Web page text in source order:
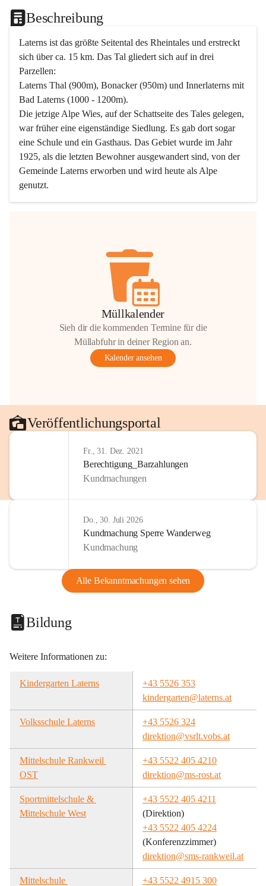
Beschreibung
Laterns ist das größte Seitental des Rheintales und erstreckt
sich über ca. 15 km. Das Tal gliedert sich auf in drei
Parzellen:
Laterns Thal (900m), Bonacker (950m) und Innerlaterns mit
Bad Laterns (1000 - 1200m).
Die jetzige Alpe Wies, auf der Schattseite des Tales gelegen,
war früher eine eigenständige Siedlung. Es gab dort sogar
eine Schule und ein Gasthaus. Das Gebiet wurde im Jahr
1925, als die letzten Bewohner ausgewandert sind, von der
Gemeinde Laterns erworben und wird heute als Alpe
genutzt.
Müllkalender
Sieh dir die kommenden Termine für die
Müllabfuhr in deiner Region an.
Kalender ansehen
Veröffentlichungsportal
Fr., 31. Dez. 2021
Berechtigung_Barzahlungen
Kundmachungen
Do., 30. Juli 2026
Kundmachung Sperre Wanderweg
Kundmachung
Alle Bekanntmachungen sehen
Bildung
Weitere Informationen zu:
Kindergarten Laterns
+43 5526 353
kindergarten@laterns.at
Volksschule Laterns
+43 5526 324
direktion@vsrlt.vobs.at
Mittelschule Rankweil
OST
+43 5522 405 4210
direktion@ms-rost.at
Sportmittelschule &
Mittelschule West
+43 5522 405 4211
(Direktion)
+43 5522 405 4224
(Konferenzzimmer)
direktion@sms-rankweil.at
Mittelschule
+43 5522 4915 300